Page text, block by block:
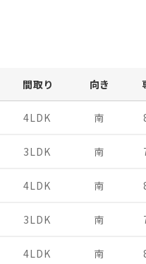
間取り 向き
4LDK 南
3LDK 南
4LDK 南
3LDK 南
4LDK 南